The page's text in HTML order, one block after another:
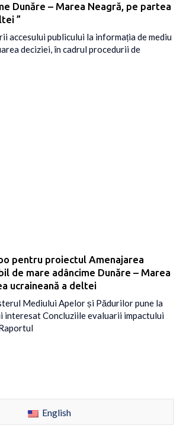
Dunăre – Marea Neagră, pe partea
”
accesului publicului la informația de mediu
deciziei, în cadrul procedurii de
pentru proiectul Amenajarea
de mare adâncime Dunăre – Marea
ucraineană a deltei
Mediului Apelor și Pădurilor pune la
interesat Concluziile evaluarii impactului
English